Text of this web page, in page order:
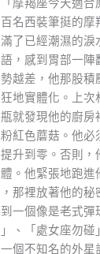
摩羯座今天適合
名西裝筆挺的摩
了已經潮濕的淚
，感到胃部一陣
越差，他那股積
地實體化。上次
就發現他的廚房
紅色蘑菇。他必
升到零。否則，
。他緊張地跑進
那裡放著他的秘
一個像是老式彈
、「處女座勿碰
個不知名的外星